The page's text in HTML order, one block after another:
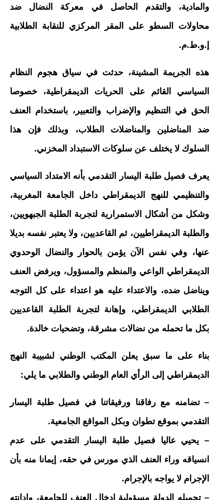
والمادية، والتقدم الحاصل في معركة النضال ضد
محاولات السطو على المقر المركزي للنقابة الطلابية
إ.و.ط.م.
هذه الجريمة المشينة، حدثت في سياق هجوم النظام
السياسي القائم على الحريات الديمقراطية، خصوصا
الحق في التنظيم والإضراب والتعبير، باستخدام العنف
ضد المناضلين والمناضلات الطلاب، وبذلك فإن هذا
السلوك لا يختلف عن سلوكات الاستبداد المخزني.
يعرف فصيل طلبة اليسار التقدمي بأنه الامتداد السياسي
والتنظيمي للنهج الديمقراطي داخل الجامعة المغربية،
وشكل من أشكال الاستمرارية لتجربة الطلبة الجبهويين،
والطلبة الديمقراطيين، ثم القاعديين، ولا يعتبر نفسه بديلا
عنها، وفي نفس الآن يؤمن بالحوار والنضال الوحدوي
الديمقراطي الواعي والمنظم والمسؤول، ويرفض العنف
ويناضل ضده، والاعتداء عليه هو اعتداء على كل التوجه
الطلابي الديمقراطي، وإهانة لتجربة الطلبة القاعديين
بكل ما تحمله من نضالات مشرقة، وتضحيات خالدة.
بناء على ما سبق يعلن المكتب الوطني لشبيبة النهج
الديمقراطي إلى الرأي العام الوطني والطلابي ما يلي:
– تضامنه مع رفاقنا ورفيقاتنا في فصيل طلبة اليسار
التقدمي بموقع تطوان وبكل المواقع الجامعية.
– يحيي عاليا فصيل طلبة اليسار التقدمي على عدم
انسياقه وراء العنف الذي مورس في حقه، إيمانا منه بأن
الإجرام لا يواجه بالإجرام.
– تحميله الدولة مسؤولية إدخال العنف للجامعة، وإدانته